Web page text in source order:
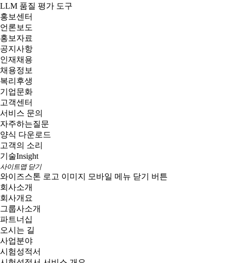
LLM 품질 평가 도구
홍보센터
언론보도
홍보자료
공지사항
인재채용
채용정보
복리후생
기업문화
고객센터
서비스 문의
자주하는질문
양식 다운로드
고객의 소리
기술Insight
사이트맵 닫기
와이즈스톤 로고 이미지
모바일 메뉴 닫기 버튼
회사소개
회사개요
그룹사소개
파트너십
오시는 길
사업분야
시험성적서